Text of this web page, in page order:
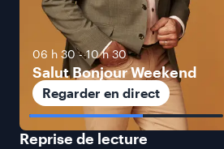
06 h 30- 10 h 30
Salut Bonjour Weekend
Regarder en direct
Reprise de lecture